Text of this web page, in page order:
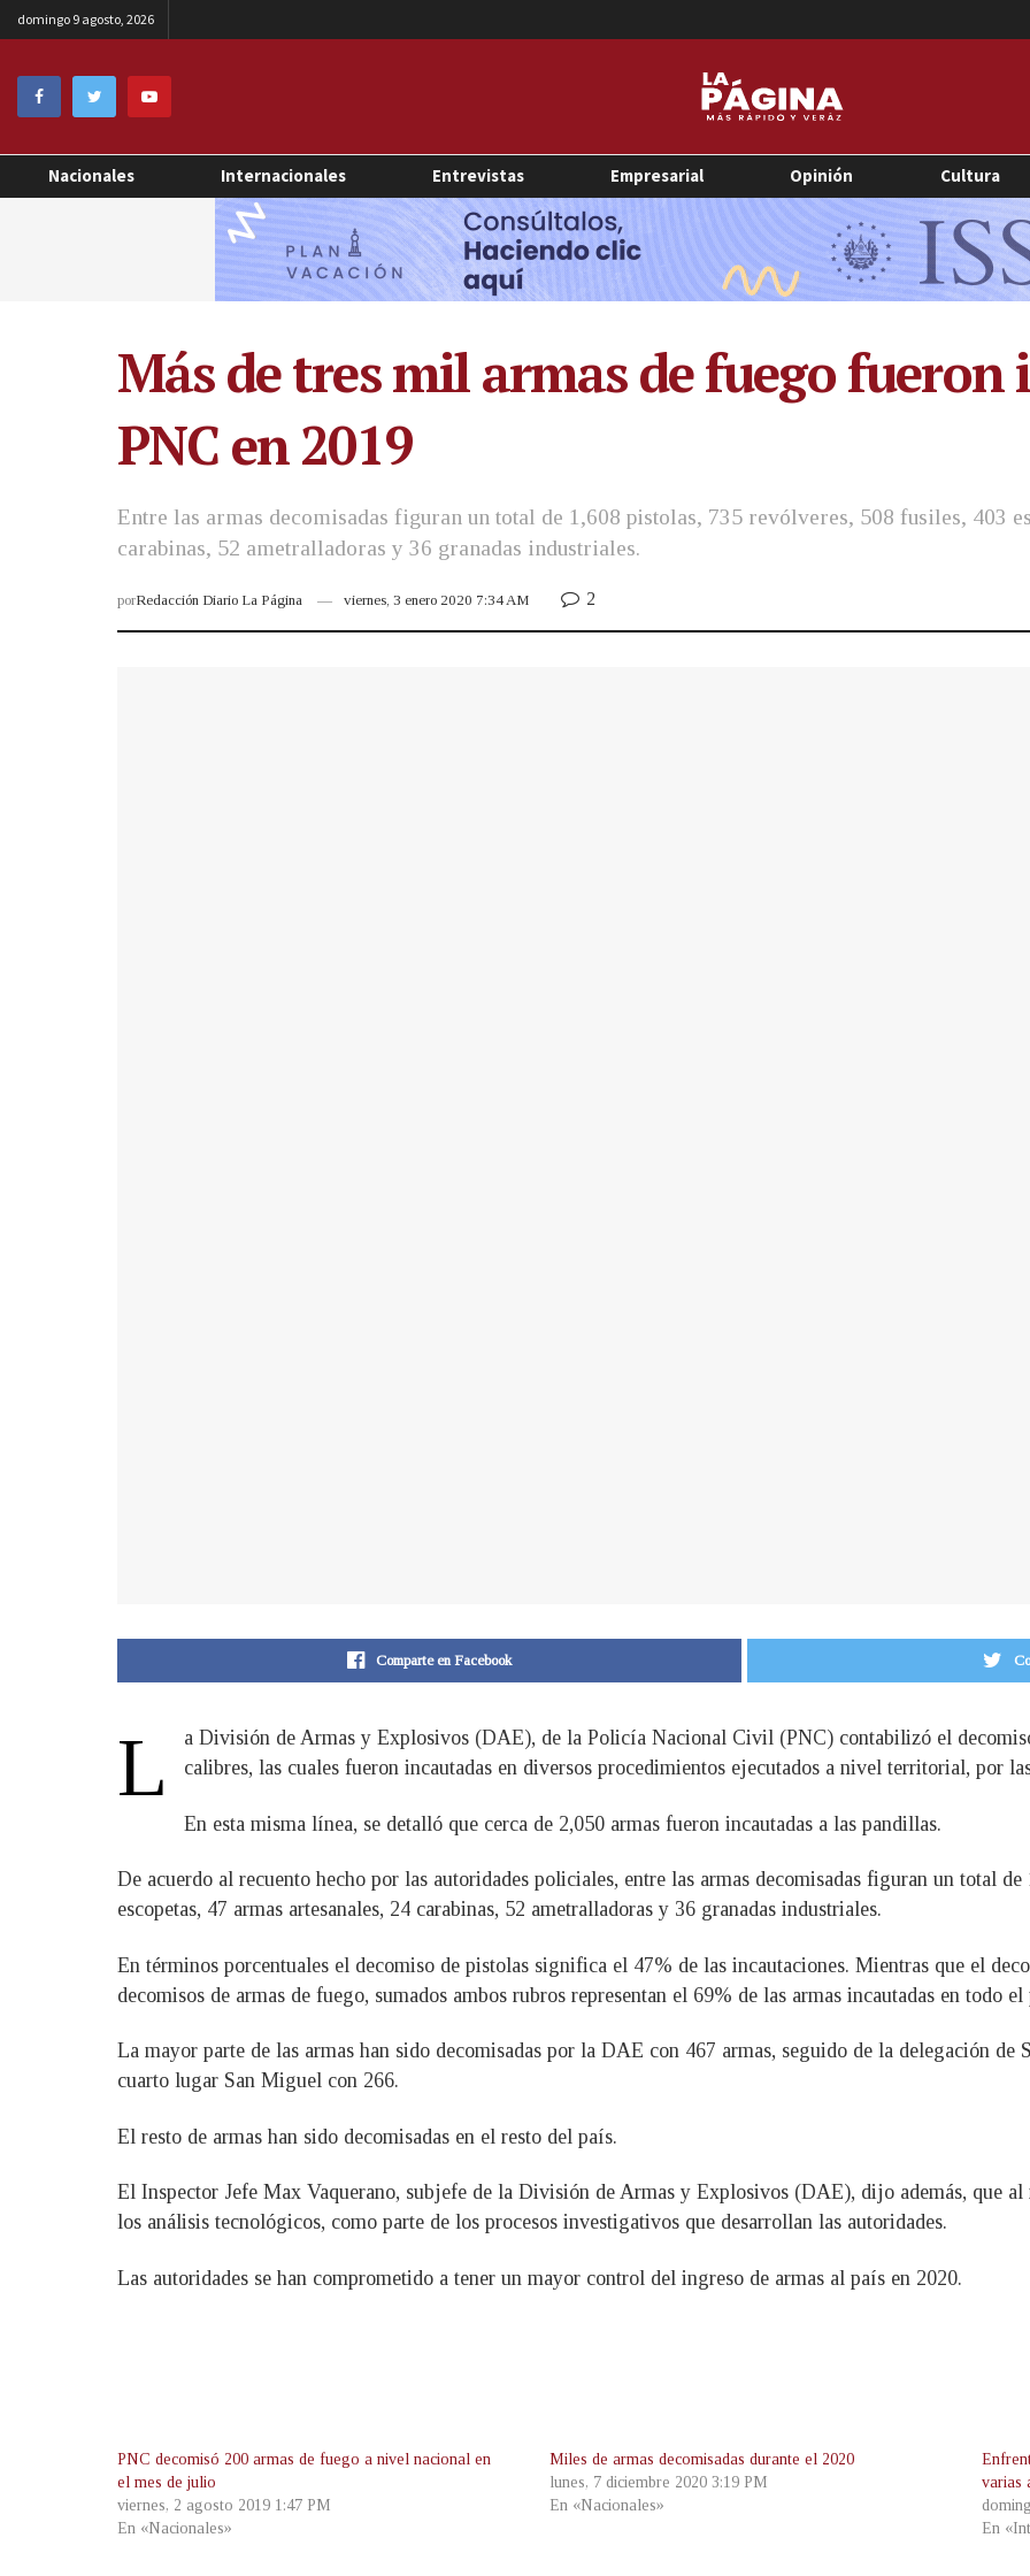
domingo 9 agosto, 2026
Nacionales Internacionales Entrevistas Empresarial Opinión Cultura
Más de tres mil armas de fuego
PNC en 2019
Entre las armas decomisadas figuran un total de 1,608 pistolas, 735 revólveres, 508 fusiles, 403
carabinas, 52 ametralladoras y 36 granadas industriales.
porRedacción Diario La Página viernes, 3 enero 2020 7:34 AM 2
Comparte en Facebook
L
a División de Armas y Explosivos (DAE), de la Policía Nacional Civil (PNC) contabilizó el
calibres, las cuales fueron incautadas en diversos procedimientos ejecutados a nivel territorial, por
En esta misma línea, se detalló que cerca de 2,050 armas fueron incautadas a las pandillas.
De acuerdo al recuento hecho por las autoridades policiales, entre las armas decomisadas figuran un total
escopetas, 47 armas artesanales, 24 carabinas, 52 ametralladoras y 36 granadas industriales.
En términos porcentuales el decomiso de pistolas significa el 47% de las incautaciones. Mientras que el
decomisos de armas de fuego, sumados ambos rubros representan el 69% de las armas incautadas en todo el
La mayor parte de las armas han sido decomisadas por la DAE con 467 armas, seguido de la delegación de
cuarto lugar San Miguel con 266.
El resto de armas han sido decomisadas en el resto del país.
El Inspector Jefe Max Vaquerano, subjefe de la División de Armas y Explosivos (DAE), dijo además, que al
los análisis tecnológicos, como parte de los procesos investigativos que desarrollan las autoridades.
Las autoridades se han comprometido a tener un mayor control del ingreso de armas al país en 2020.
PNC decomisó 200 armas de fuego a nivel nacional en
el mes de julio
viernes, 2 agosto 2019 1:47 PM
En «Nacionales»
Miles de armas decomisadas durante el 2020
lunes, 7 diciembre 2020 3:19 PM
En «Nacionales»
varias
En